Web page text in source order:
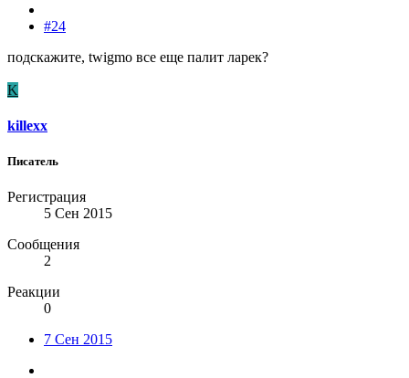
#24
подскажите, twigmo все еще палит ларек?
K
killexx
Писатель
Регистрация
5 Сен 2015
Сообщения
2
Реакции
0
7 Сен 2015